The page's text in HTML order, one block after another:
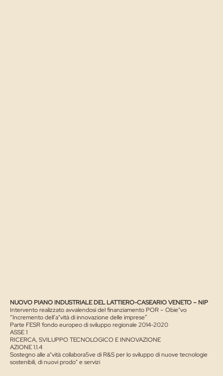
NUOVO PIANO INDUSTRIALE DEL LATTIERO-CASEARIO VENETO – NIP
Intervento realizzato avvalendosi del finanziamento POR – Obie"vo
“Incremento dell’a"vità di innovazione delle imprese”
Parte FESR fondo europeo di sviluppo regionale 2014-2020
ASSE 1
RICERCA, SVILUPPO TECNOLOGICO E INNOVAZIONE
AZIONE 1.1.4
Sostegno alle a"vità collabora5ve di R&S per lo sviluppo di nuove tecnologie
sostenibili, di nuovi prodo" e servizi